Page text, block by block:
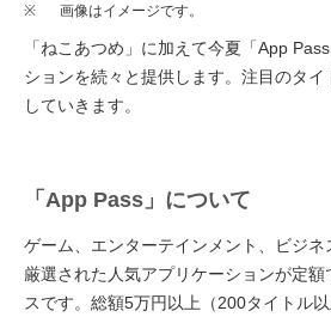
※
画像はイメージです。
「ねこあつめ」に加えて今夏「App
ションを続々と提供します。注目のタイ
していきます。
「App Pass」について
ゲーム、エンターテインメント、ビジ
厳選された人気アプリケーションが定
スです。総額5万円以上（200タイトル